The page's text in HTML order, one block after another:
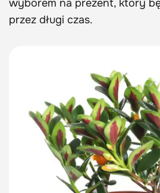
wyborem na prezent, który
przez długi czas.